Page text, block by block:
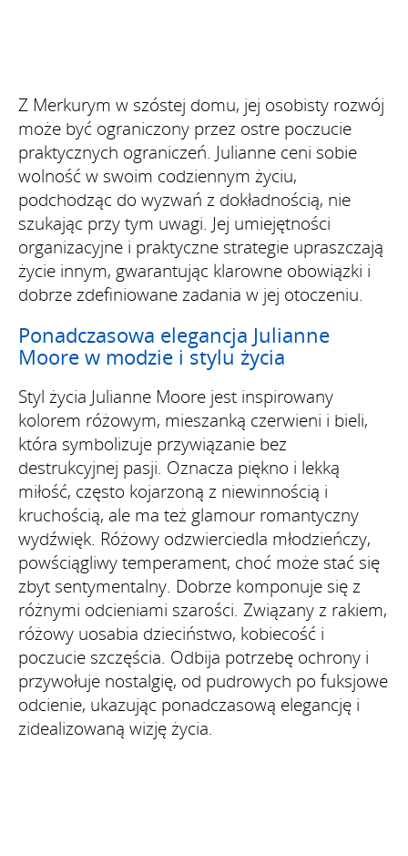
Z Merkurym w szóstej domu, jej osobisty rozwój
może być ograniczony przez ostre poczucie
praktycznych ograniczeń. Julianne ceni sobie
wolność w swoim codziennym życiu,
podchodząc do wyzwań z dokładnością, nie
szukając przy tym uwagi. Jej umiejętności
organizacyjne i praktyczne strategie upraszczają
życie innym, gwarantując klarowne obowiązki i
dobrze zdefiniowane zadania w jej otoczeniu.
Ponadczasowa elegancja Julianne
Moore w modzie i stylu życia
Styl życia Julianne Moore jest inspirowany
kolorem różowym, mieszanką czerwieni i bieli,
która symbolizuje przywiązanie bez
destrukcyjnej pasji. Oznacza piękno i lekką
miłość, często kojarzoną z niewinnością i
kruchością, ale ma też glamour romantyczny
wydźwięk. Różowy odzwierciedla młodzieńczy,
powściągliwy temperament, choć może stać się
zbyt sentymentalny. Dobrze komponuje się z
różnymi odcieniami szarości. Związany z rakiem,
różowy uosabia dzieciństwo, kobiecość i
poczucie szczęścia. Odbija potrzebę ochrony i
przywołuje nostalgię, od pudrowych po fuksjowe
odcienie, ukazując ponadczasową elegancję i
zidealizowaną wizję życia.